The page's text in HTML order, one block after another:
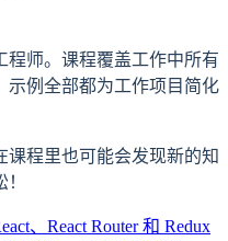
程师。课程覆盖工作中所有
示例全部都为工作项目简化
课程里也可能会发现新的知
、React Router 和 Redux